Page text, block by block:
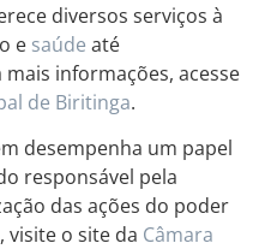
diversos serviços à
e saúde até
informações, acesse
de Biritinga.
desempenha um papel
responsável pela
das ações do poder
visite o site da Câmara